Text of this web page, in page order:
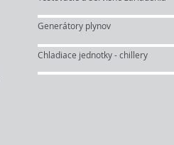
Generátory plynov
Chladiace jednotky - chillery